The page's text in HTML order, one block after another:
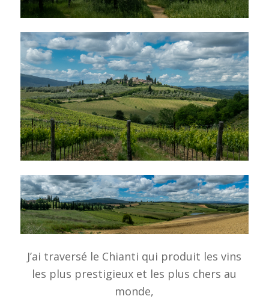
J’ai traversé le Chianti qui produit les vins
les plus prestigieux et les plus chers au
monde,